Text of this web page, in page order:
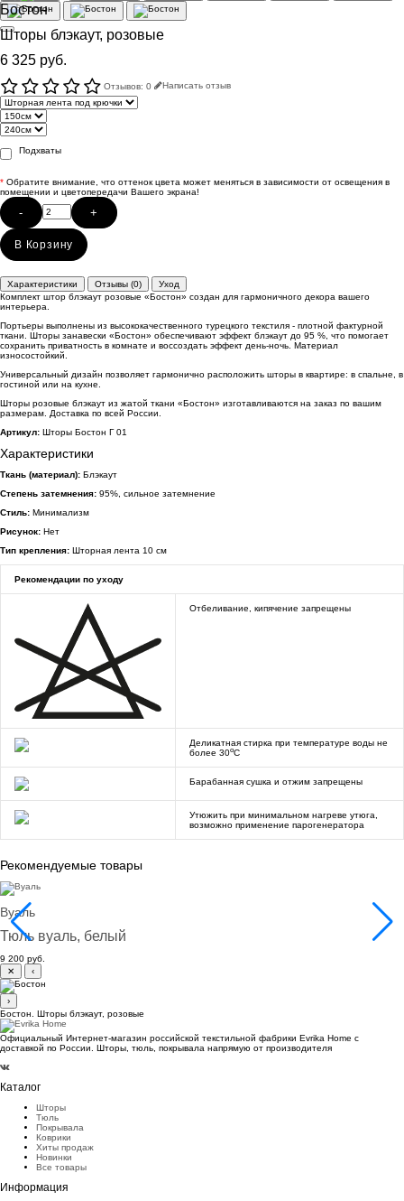
Бостон
Шторы блэкаут, розовые
6 325 руб.
Отзывов: 0 Написать отзыв
Подхваты
* Обратите внимание, что оттенок цвета может меняться в зависимости от освещения в
помещении и цветопередачи Вашего экрана!
- +
В Корзину
Характеристики Отзывы (0)
Уход
Комплект штор блэкаут розовые «Бостон» создан для гармоничного декора вашего
интерьера.
Портьеры выполнены из высококачественного турецкого текстиля - плотной фактурной
ткани. Шторы занавески «Бостон» обеспечивают эффект блэкаут до 95 %, что помогает
сохранить приватность в комнате и воссоздать эффект день-ночь. Материал
износостойкий.
Универсальный дизайн позволяет гармонично расположить шторы в квартире: в спальне, в
гостиной или на кухне.
Шторы розовые блэкаут из жатой ткани «Бостон» изготавливаются на заказ по вашим
размерам. Доставка по всей России.
Артикул: Шторы Бостон Г 01
Характеристики
Ткань (материал): Блэкаут
Степень затемнения: 95%, сильное затемнение
Стиль: Минимализм
Рисунок: Нет
Тип крепления: Шторная лента 10 см
Рекомендации по уходу
Отбеливание, кипячение запрещены
Деликатная стирка при температуре воды не
более 30oC
Барабанная сушка и отжим запрещены
Утюжить при минимальном нагреве утюга,
возможно применение парогенератора
Рекомендуемые товары
Вуаль
Тюль вуаль, белый
9 200 руб.
✕
‹
›
Бостон. Шторы блэкаут, розовые
Официальный Интернет-магазин российской текстильной фабрики Evrika Home c
доставкой по России. Шторы, тюль, покрывала напрямую от производителя
Каталог
Шторы
Тюль
Покрывала
Коврики
Хиты продаж
Новинки
Все товары
Информация